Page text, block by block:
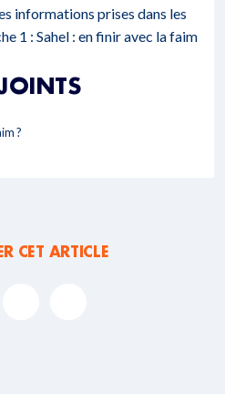
informations prises dans les
1 : Sahel : en finir avec la faim
?
CET ARTICLE